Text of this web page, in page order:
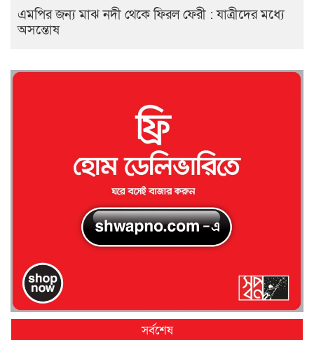
এমপির জন্য মাঝ নদী থেকে ফিরল ফেরী : যাত্রীদের মধ্যে
অসন্তোষ
সর্বশেষ